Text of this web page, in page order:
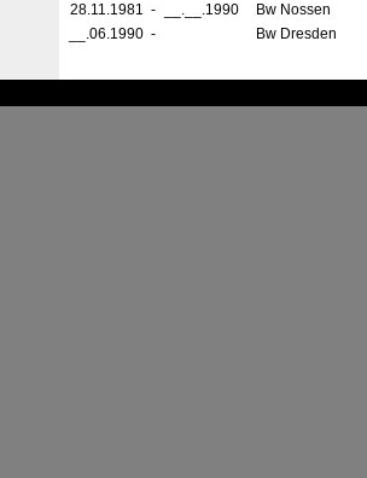
28.11.1981 - __.__.1990
Bw Nossen
__.06.1990 - Bw Dresden